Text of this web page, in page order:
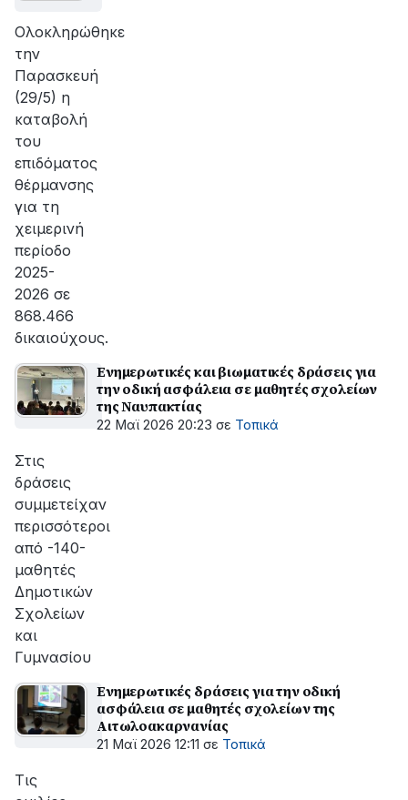
Ολοκληρώθηκε
την
Παρασκευή
(29/5) η
καταβολή
του
επιδόματος
θέρμανσης
για τη
χειμερινή
περίοδο
2025-
2026 σε
868.466
δικαιούχους.
Ενημερωτικές και βιωματικές δράσεις για
την οδική ασφάλεια σε μαθητές σχολείων
της Ναυπακτίας
22 Μαϊ 2026 20:23 σε Τοπικά
Στις
δράσεις
συμμετείχαν
περισσότεροι
από -140-
μαθητές
Δημοτικών
Σχολείων
και
Γυμνασίου
Ενημερωτικές δράσεις για την οδική
ασφάλεια σε μαθητές σχολείων της
Αιτωλοακαρνανίας
21 Μαϊ 2026 12:11 σε Τοπικά
Τις